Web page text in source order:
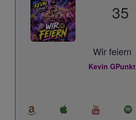
35
Wir feiern
Kevin GPunkt